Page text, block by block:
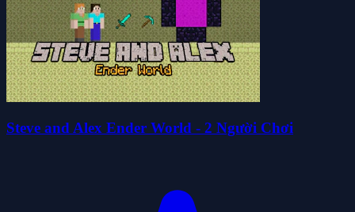
Steve and Alex Ender World - 2 Người Chơi